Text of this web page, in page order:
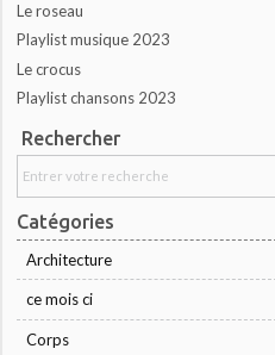
Le roseau
Playlist musique 2023
Le crocus
Playlist chansons 2023
Rechercher
Catégories
Architecture
ce mois ci
Corps